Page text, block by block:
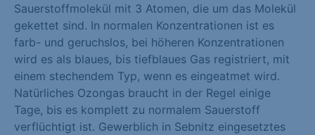
Sauerstoffmolekül mit 3 Atomen, die um das Molekül
gekettet sind. In normalen Konzentrationen ist es
farb- und geruchslos, bei höheren Konzentrationen
wird es als blaues, bis tiefblaues Gas registriert, mit
einem stechendem Typ, wenn es eingeatmet wird.
Natürliches Ozongas braucht in der Regel einige
Tage, bis es komplett zu normalem Sauerstoff
verflüchtigt ist. Gewerblich in Sebnitz eingesetztes